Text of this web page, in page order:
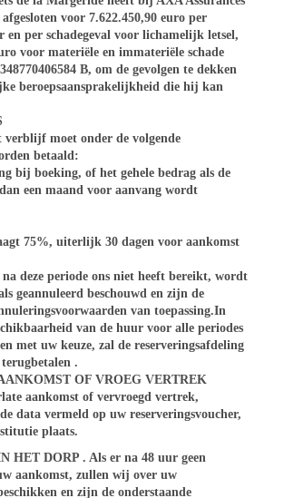
voor 7.622.450,90 euro per
en per schadegeval voor lichamelijk letsel,
voor materiële en immateriële schade
B, om de gevolgen te dekken
beroepsaansprakelijkheid die hij kan
verblijf moet onder de volgende
betaald:
bij boeking, of het gehele bedrag als de
een maand voor aanvang wordt
75%, uiterlijk 30 dagen voor aankomst
deze periode ons niet heeft bereikt, wordt
geannuleerd beschouwd en zijn de
van toepassing.In
van de huur voor alle periodes
met uw keuze, zal de reserveringsafdeling
.
OF VROEG VERTREK
aankomst of vervroegd vertrek,
data vermeld op uw reserveringsvoucher,
plaats.
HET DORP . Als er na 48 uur geen
aankomst, zullen wij over uw
en zijn de onderstaande